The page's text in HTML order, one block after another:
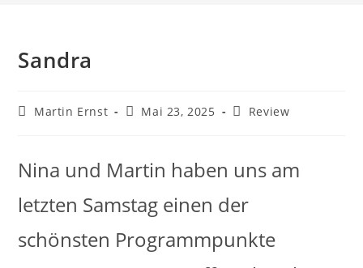
Sandra
Martin Ernst Mai 23, 2025 Review
Nina und Martin haben uns am
letzten Samstag einen der
schönsten Programmpunkte